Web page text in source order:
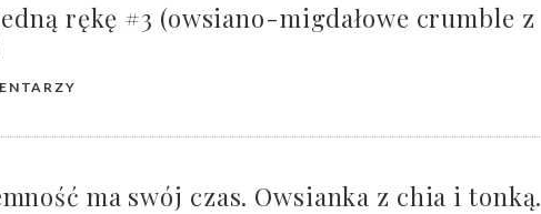
rękę #3 (owsiano-migdałowe crumble z
ma swój czas. Owsianka z chia i tonką.